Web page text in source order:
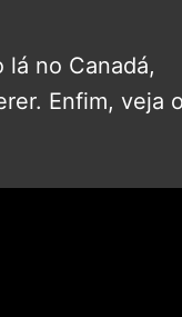
no Canadá,
Enfim, veja o